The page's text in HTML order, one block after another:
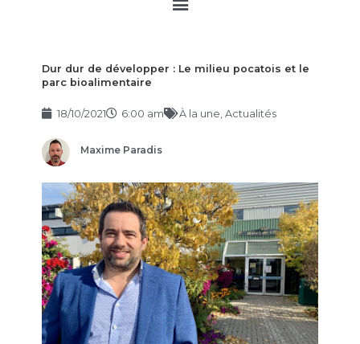
Dur dur de développer : Le milieu pocatois et le
parc bioalimentaire
18/10/2021 6:00 am À la une Actualités
Maxime Paradis